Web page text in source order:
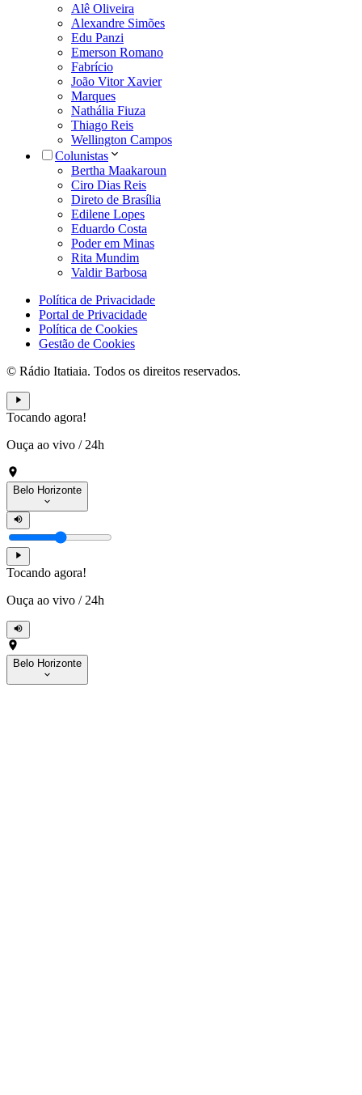
Alê Oliveira
Alexandre Simões
Edu Panzi
Emerson Romano
Fabrício
João Vitor Xavier
Marques
Nathália Fiuza
Thiago Reis
Wellington Campos
Colunistas
Bertha Maakaroun
Ciro Dias Reis
Direto de Brasília
Edilene Lopes
Eduardo Costa
Poder em Minas
Rita Mundim
Valdir Barbosa
Política de Privacidade
Portal de Privacidade
Política de Cookies
Gestão de Cookies
© Rádio Itatiaia. Todos os direitos reservados.
Tocando agora!
Ouça ao vivo / 24h
Belo Horizonte
Tocando agora!
Ouça ao vivo / 24h
Belo Horizonte